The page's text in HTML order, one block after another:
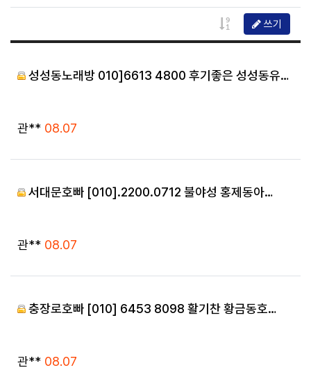
게시물 정렬
쓰기
성성동노래방 010]6613 4800 후기좋은 성성동유…
등록자
관** 등록일
08.07
서대문호빠 [010].2200.0712 불야성 홍제동아…
등록자
관** 등록일
08.07
충장로호빠 [010] 6453 8098 활기찬 황금동호…
등록자
관** 등록일
08.07